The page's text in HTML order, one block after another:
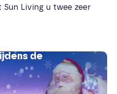
Sun Living u twee zeer
de